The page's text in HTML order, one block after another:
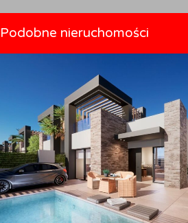
Podobne nieruchomości